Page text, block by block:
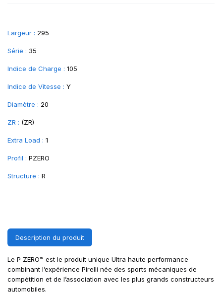
Largeur : 295
Série : 35
Indice de Charge : 105
Indice de Vitesse : Y
Diamètre : 20
ZR : (ZR)
Extra Load : 1
Profil : PZERO
Structure : R
Description du produit
Le P ZERO™ est le produit unique Ultra haute performance
combinant l’expérience Pirelli née des sports mécaniques de
compétition et de l’association avec les plus grands constructeurs
automobiles.